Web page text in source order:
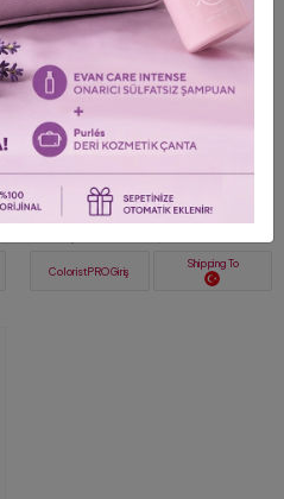
129 Purlés Cotton Foam Nazik
Makyaj Temizleme ve
Nemlendirici Köpük 125 ml
ColoristPRO Giriş
Shipping To